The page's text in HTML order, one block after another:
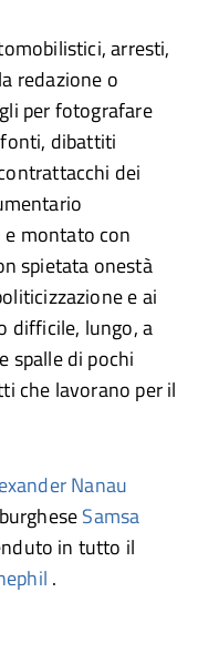
arresti,
redazione o
per fotografare
dibattiti
dei
montato con
spietata onestà
e ai
difficile, lungo, a
spalle di pochi
che lavorano per il
Nanau
Samsa
in tutto il
.